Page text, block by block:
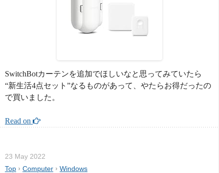
SwitchBotカーテンを追加でほしいなと思ってみていたら
“新生活4点セット”なるものがあって、やたらお得だったの
で買いました。
Read on
23 May 2022
Top › Computer › Windows